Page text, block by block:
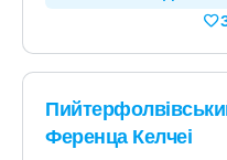
Ференца Келчеі